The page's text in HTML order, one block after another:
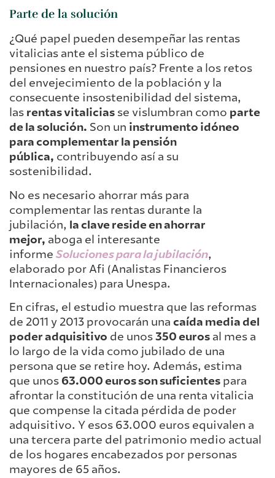
Parte de la solución
¿Qué papel pueden desempeñar las rentas
vitalicias ante el sistema público de
pensiones en nuestro país? Frente a los retos
del envejecimiento de la población y la
consecuente insostenibilidad del sistema,
las rentas vitalicias se vislumbran como parte
de la solución. Son un instrumento idóneo
para complementar la pensión
pública, contribuyendo así a su
sostenibilidad.
No es necesario ahorrar más para
complementar las rentas durante la
jubilación, la clave reside en ahorrar
mejor, aboga el interesante
informe Soluciones para la jubilación,
elaborado por Afi (Analistas Financieros
Internacionales) para Unespa.
En cifras, el estudio muestra que las reformas
de 2011 y 2013 provocarán una caída media del
poder adquisitivo de unos350 euros al mes a
lo largo de la vida como jubilado de una
persona que se retire hoy. Además, estima
que unos 63.000 euros son suficientes para
afrontar la constitución de una renta vitalicia
que compense la citada pérdida de poder
adquisitivo. Y esos 63.000 euros equivalen a
una tercera parte del patrimonio medio actual
de los hogares encabezados por personas
mayores de 65 años.